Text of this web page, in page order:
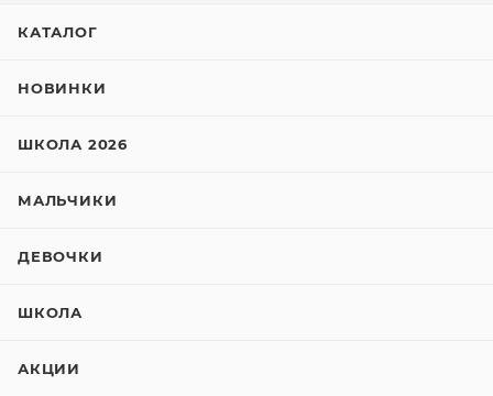
КАТАЛОГ
НОВИНКИ
ШКОЛА 2026
МАЛЬЧИКИ
ДЕВОЧКИ
ШКОЛА
АКЦИИ